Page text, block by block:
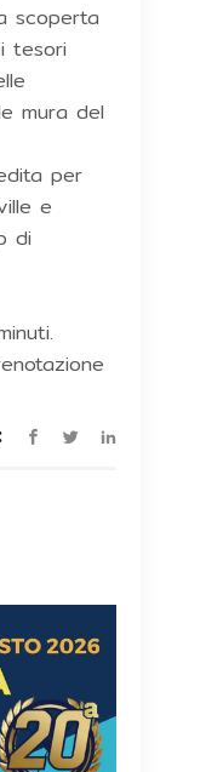
scoperta
tesori
mura del
per
e
di